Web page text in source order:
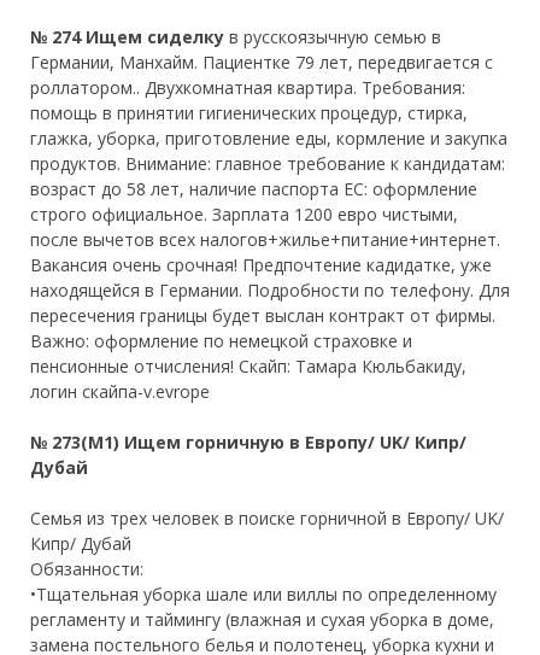
№ 274 Ищем сиделку в русскоязычную семью в
Германии, Манхайм. Пациентке 79 лет, передвигается с
роллатором.. Двухкомнатная квартира. Требования:
помощь в принятии гигиенических процедур, стирка,
глажка, уборка, приготовление еды, кормление и закупка
продуктов. Внимание: главное требование к кандидатам:
возраст до 58 лет, наличие паспорта ЕС: оформление
строго официальное. Зарплата 1200 евро чистыми,
после вычетов всех налогов+жилье+питание+интернет.
Вакансия очень срочная! Предпочтение кадидатке, уже
находящейся в Германии. Подробности по телефону. Для
пересечения границы будет выслан контракт от фирмы.
Важно: оформление по немецкой страховке и
пенсионные отчисления! Скайп: Тамара Кюльбакиду,
логин скайпа-v.evrope
№ 273(М1) Ищем горничную в Европу/ UK/ Кипр/
Дубай
Семья из трех человек в поиске горничной в Европу/ UK/
Кипр/ Дубай
Обязанности:
•Тщательная уборка шале или виллы по определенному
регламенту и таймингу (влажная и сухая уборка в доме,
замена постельного белья и полотенец, уборка кухни и